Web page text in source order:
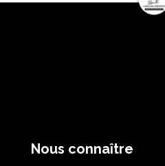
Nous connaître